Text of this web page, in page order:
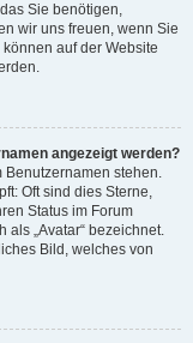
Sie benötigen,
wir uns freuen, wenn Sie
auf der Website
angezeigt werden?
Benutzernamen stehen.
Oft sind dies Sterne,
Status im Forum
„Avatar“ bezeichnet.
Bild, welches von